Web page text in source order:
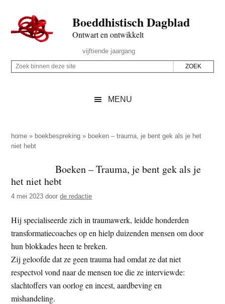
naar
de
inhoud
secondary
naar
de
sidebar
naar
de
Boeddhistisch Dagblad
Ontwart en ontwikkelt
Rechts
vijftiende jaargang
Z
p
d
z
e
i
t
e
Z
i
n
n
d
z
e
s
i
t
e
MENU
home » boekbespreking » boeken – trauma, je bent gek als je het
niet hebt
Boeken – Trauma, je bent gek als je
het niet hebt
4 mei 2023 doorde redactie
Hij specialiseerde zich in traumawerk, leidde honderden
transformatiecoaches op en hielp duizenden mensen om door
hun blokkades heen te breken.
Zij geloofde dat ze geen trauma had omdat ze dat niet
respectvol vond naar de mensen toe die ze interviewde:
slachtoffers van oorlog en incest, aardbeving en
mishandeling.